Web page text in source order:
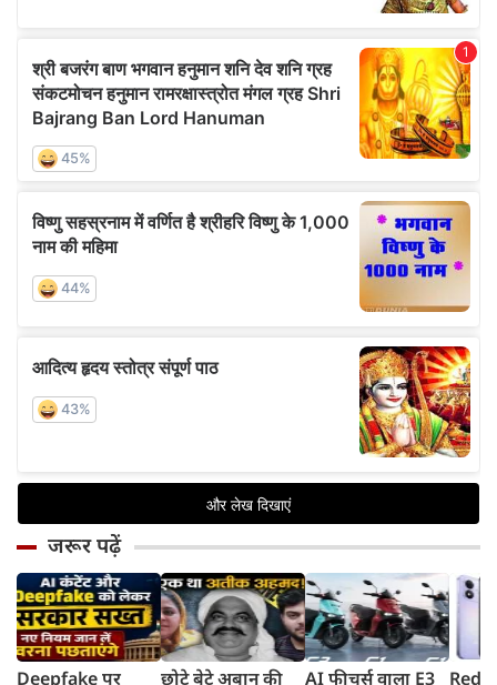
जरूर पढ़ें
Deepfake पर
छोटे बेटे अबान की
AI फीचर्स वाला E3